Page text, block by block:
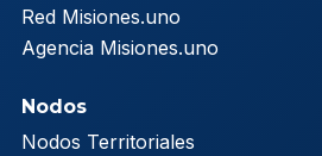
Red Misiones.uno
Agencia Misiones.uno
Nodos
Nodos Territoriales